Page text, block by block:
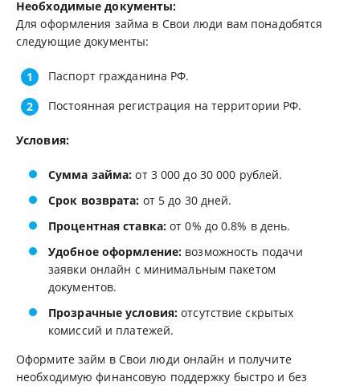
Необходимые документы:
Для оформления займа в Свои люди вам понадобятся
следующие документы:
Паспорт гражданина РФ.
Постоянная регистрация на территории РФ.
Условия:
Сумма займа: от 3 000 до 30 000 рублей.
Срок возврата: от 5 до 30 дней.
Процентная ставка: от 0% до 0.8% в день.
Удобное оформление: возможность подачи
заявки онлайн с минимальным пакетом
документов.
Прозрачные условия: отсутствие скрытых
комиссий и платежей.
Оформите займ в Свои люди онлайн и получите
необходимую финансовую поддержку быстро и без